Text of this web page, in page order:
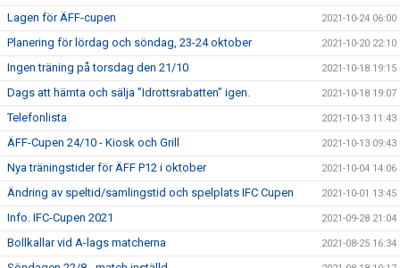
Lagen för ÄFF-cupen 2021-10-24 06:00
Planering för lördag och söndag, 23-24 oktober 2021-10-20 22:10
Ingen träning på torsdag den 21/10 2021-10-18 19:15
Dags att hämta och sälja ”Idrottsrabatten” igen. 2021-10-18 19:07
Telefonlista 2021-10-13 11:43
ÄFF-Cupen 24/10 - Kiosk och Grill 2021-10-13 09:43
Nya träningstider för ÄFF P12 i oktober 2021-10-04 14:06
Ändring av speltid/samlingstid och spelplats IFC Cupen 2021-10-01 13:45
Info. IFC-Cupen 2021 2021-09-28 21:04
Bollkallar vid A-lags matcherna 2021-08-25 16:34